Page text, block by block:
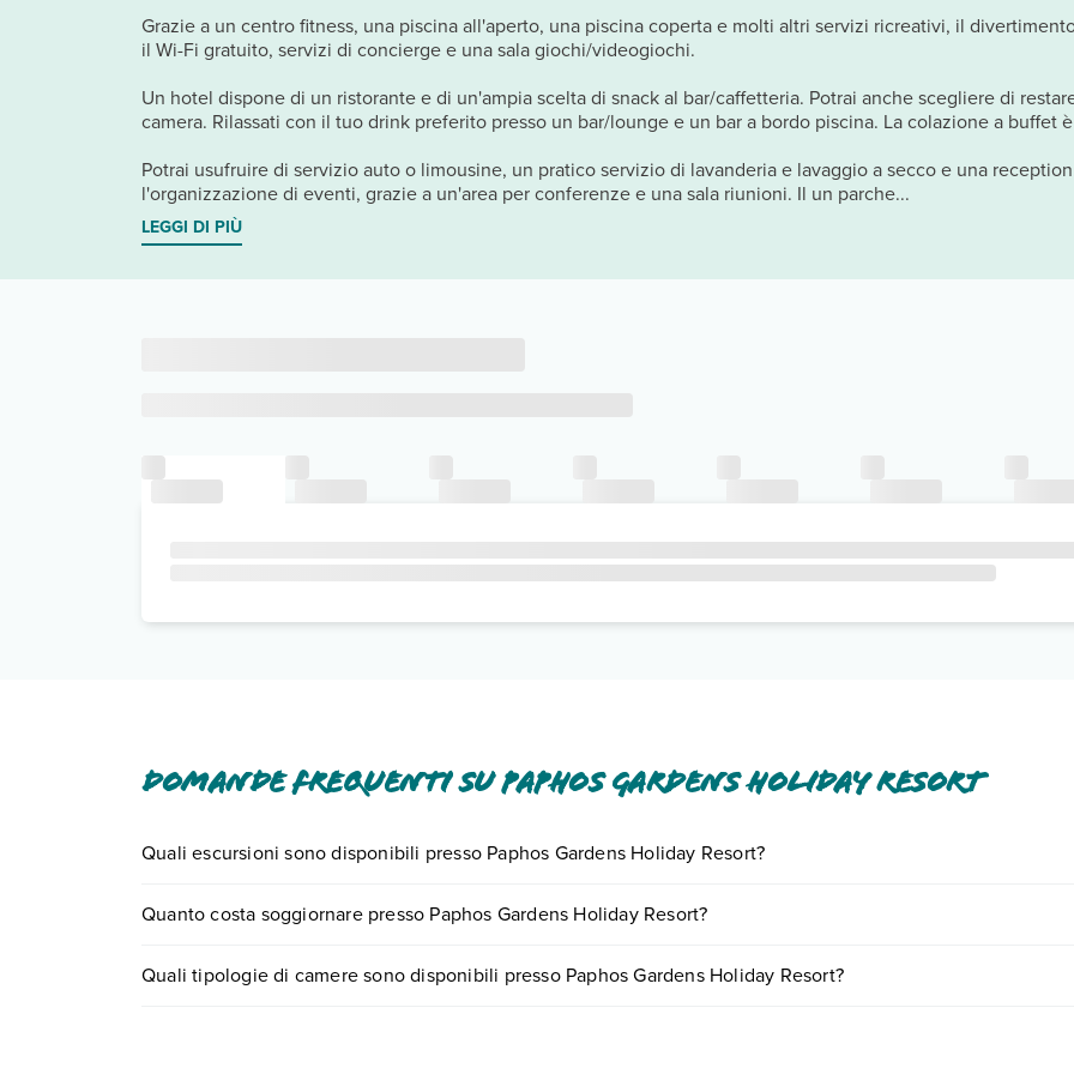
Grazie a un centro fitness, una piscina all'aperto, una piscina coperta e molti altri servizi ricreativi, il
il Wi-Fi gratuito, servizi di concierge e una sala giochi/videogiochi.
Un hotel dispone di un ristorante e di un'ampia scelta di snack al bar/caffetteria. Potrai anche scegliere di
camera. Rilassati con il tuo drink preferito presso un bar/lounge e un bar a bordo piscina. La colazione a buffet
Potrai usufruire di servizio auto o limousine, un pratico servizio di lavanderia e lavaggio a secco e una
l'organizzazione di eventi, grazie a un'area per conferenze e una sala riunioni. Il un parche...
LEGGI DI PIÙ
Domande frequenti su Paphos Gardens Holiday Resort
Quali escursioni sono disponibili presso Paphos Gardens Holiday Resort?
il numero 0721.17231 oprenotando un appuntamento .
Quanto costa soggiornare presso Paphos Gardens Holiday Resort?
ricerca e scegli quando partire.
Quali tipologie di camere sono disponibili presso Paphos Gardens Holiday Resort?